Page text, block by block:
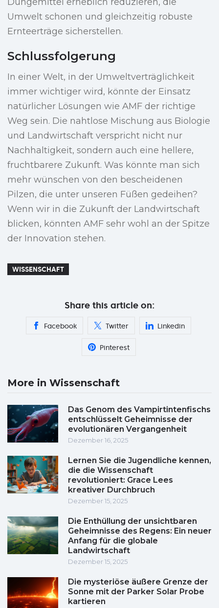
Umwelt schonen und gleichzeitig robuste
Ernteerträge sicherstellen.
Schlussfolgerung
In einer Welt, in der Umweltverträglichkeit
immer wichtiger wird, könnte der Einsatz
natürlicher Lösungen wie AMF der richtige
Weg sein. Die nahtlose Mischung aus Biologie
und Landwirtschaft verspricht nicht nur
Nachhaltigkeit, sondern auch eine hellere,
fruchtbarere Zukunft. Was könnte man sich
mehr wünschen von den bescheidenen
Pilzen, die unter unseren Füßen gedeihen?
Wenn wir in die Zukunft der Landwirtschaft
blicken, könnten AMF sehr wohl an der Spitze
der Innovation stehen.
WISSENSCHAFT
Share this article on:
Facebook Twitter Linkedin
Pinterest
More in Wissenschaft
Das Genom des Vampirtintenfischs
entschlüsselt Geheimnisse der
evolutionären Vergangenheit
Dezember 16, 2025
Lernen Sie die Jugendliche kennen,
die die Wissenschaft
revolutioniert: Grace Lees
kreativer Durchbruch
Dezember 15, 2025
Die Enthüllung der unsichtbaren
Geheimnisse des Regens: Ein neuer
Anfang für die globale
Landwirtschaft
Dezember 15, 2025
Die mysteriöse äußere Grenze der
Sonne mit der Parker Solar Probe
kartieren